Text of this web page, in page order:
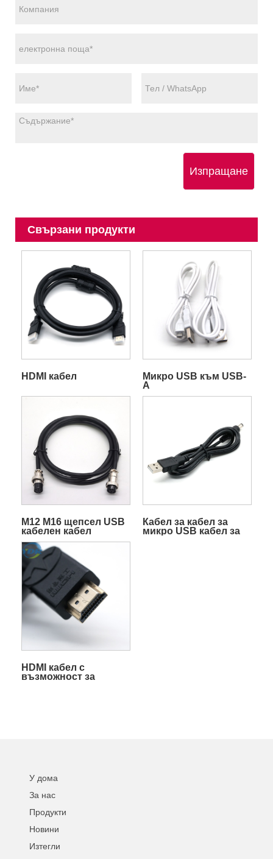
Изпращане
Свързани продукти
HDMI кабел
Микро USB към USB-
A
M12 M16 щепсел USB
кабелен кабел
Издръжлив
удължителен кабел за
данни Електронен
проводник
Кабел за кабел за
микро USB кабел за
HDMI кабел с
възможност за
У дома
За нас
Продукти
Новини
Изтегли